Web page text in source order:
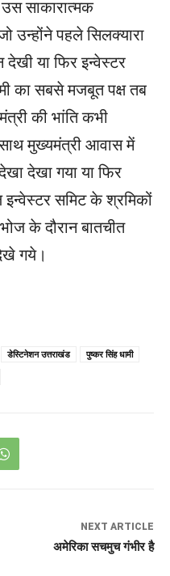
साकारात्मक
उन्होंने पहले सिलक्यारा
या फिर इन्वेस्टर
का सबसे मजबूत पक्ष तब
की भांति कभी
मुख्यमंत्री आवास में
देखा गया या फिर
इन्वेस्टर समिट के श्रमिकों
के दौरान बातचीत
गये।
डेस्टिनेशन उत्तराखंड
पुष्कर सिंह धामी
NEXT ARTICLE
अमेरिका सचमुच गंभीर है